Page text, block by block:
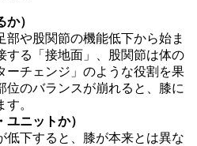
）
部や股関節の機能低下から始ま
する「接地面」、股関節は体の
ーチェンジ」のような役割を果
位のバランスが崩れると、膝に
。
ニットか）
低下すると、膝が本来とは異な